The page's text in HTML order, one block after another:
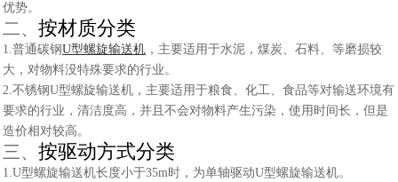
优势。
二、 按材质分类
1.普通碳钢U型螺旋输送机 ，主要适用于水泥，煤炭、石料、等磨损较
大，对物料没特殊要求的行业。
2.不锈钢U型螺旋输送机，主要适用于粮食、化工、食品等对输送环境有
要求的行业，清洁度高，并且不会对物料产生污染，使用时间长，但是
造价相对较高。
三、 按驱动方式分类
1.U型螺旋输送机长度小于35m时，为单轴驱动U型螺旋输送机。